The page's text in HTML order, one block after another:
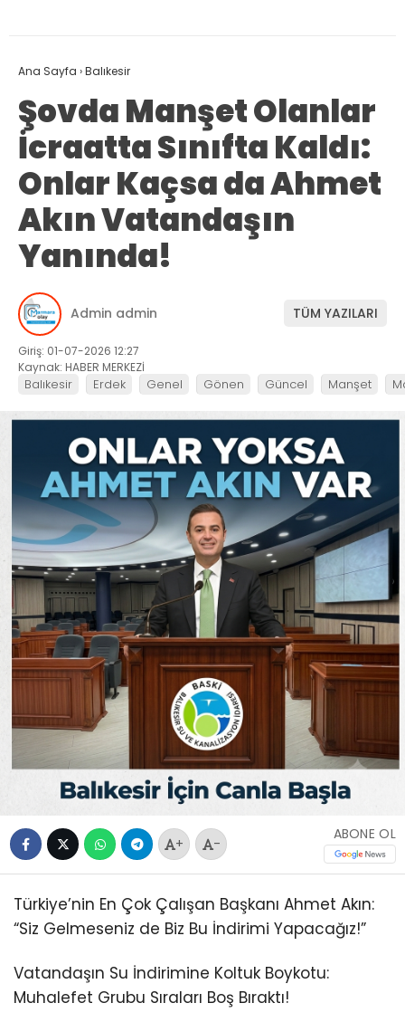
Ana Sayfa ›Balıkesir
Şovda Manşet Olanlar
İcraatta Sınıfta Kaldı:
Onlar Kaçsa da Ahmet
Akın Vatandaşın
Yanında!
Admin admin TÜM YAZILARI
Giriş: 01-07-2026 12:27
Kaynak: HABER MERKEZİ
Balıkesir Erdek Genel Gönen Güncel Manşet
+ -
ABONE OL
Türkiye’nin En Çok Çalışan Başkanı Ahmet Akın:
“Siz Gelmeseniz de Biz Bu İndirimi Yapacağız!”
Vatandaşın Su İndirimine Koltuk Boykotu:
Muhalefet Grubu Sıraları Boş Bıraktı!